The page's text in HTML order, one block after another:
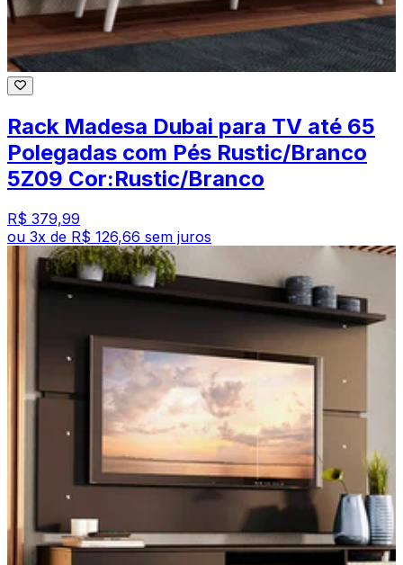
Rack Madesa Dubai para TV até 65
Polegadas com Pés Rustic/Branco
5Z09 Cor:Rustic/Branco
R$ 379,99
ou 3x de R$ 126,66 sem juros